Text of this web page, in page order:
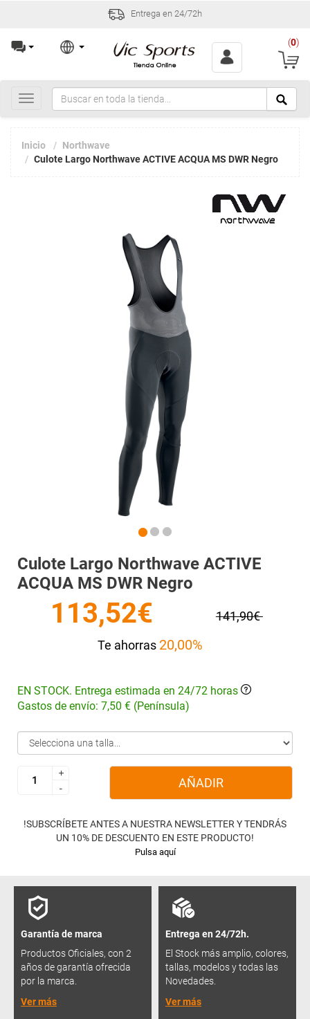
Entrega en 24/72h
(0)
Toggle
navigation
Inicio
Northwave
Culote Largo Northwave ACTIVE ACQUA MS DWR Negro
Culote Largo Northwave ACTIVE
ACQUA MS DWR Negro
113,52€
141,90€
Te ahorras 20,00%
EN STOCK. Entrega estimada en 24/72 horas
Gastos de envío: 7,50 € (Península)
+
-
+
-
AÑADIR
!SUBSCRÍBETE ANTES A NUESTRA NEWSLETTER Y TENDRÁS
UN 10% DE DESCUENTO EN ESTE PRODUCTO!
Pulsa aquí
Garantía de marca
Productos Oficiales, con 2
años de garantía ofrecida
por la marca.
Ver más
Entrega en 24/72h.
El Stock más amplio, colores,
tallas, modelos y todas las
Novedades.
Ver más